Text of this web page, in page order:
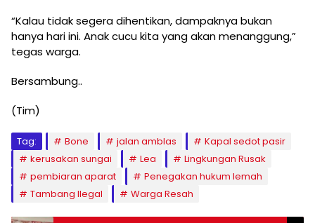
“Kalau tidak segera dihentikan, dampaknya bukan
hanya hari ini. Anak cucu kita yang akan menanggung,”
tegas warga.
Bersambung..
(Tim)
Tag: Bone jalan amblas
Kapal sedot pasir
kerusakan sungai
Lea
Lingkungan Rusak
pembiaran aparat
Penegakan hukum lemah
Tambang Ilegal
Warga Resah